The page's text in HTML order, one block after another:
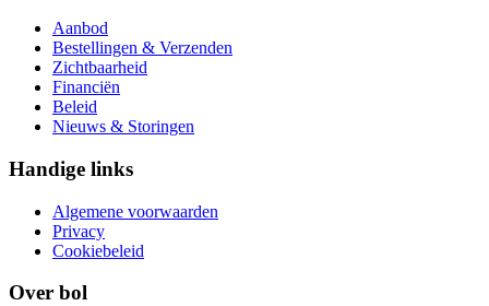
Aanbod
Bestellingen & Verzenden
Zichtbaarheid
Financiën
Beleid
Nieuws & Storingen
Handige links
Algemene voorwaarden
Privacy
Cookiebeleid
Over bol